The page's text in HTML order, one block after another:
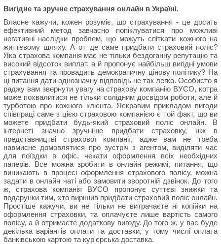
Вигідне та зручне страхування онлайн в Україні.
Власне кажучи, кожен розуміє, що страхування - це досить
ефективний метод завчасно попіклуватися про можливі
негативні наслідки проблем, що можуть спіткати кожного на
життєвому шляху. А от де саме придбати страховий поліс?
Яка страхова компанія має не тільки бездоганну репутацію та
високий відсоток виплат, а й пропонує найбільш вигідні умови
страхування та провадить демократичну цінову політику? На
ці питання дати однозначну відповідь не так легко. Особисто я
раджу вам звернути увагу на страхову компанію ВУСО, котра
може похвалитися не тільки солідним досвідом роботи, але й
турботою про кожного клієнта. Яскравим прикладом вигоди
співпраці саме з цією страховою компанією є той факт, що ви
можете придбати будь-який страховий поліс онлайн. В
інтернеті значно зручніше придбати страховку, ніж в
представництві страхової компанії, адже вам не треба
навмисне домовлятися про зустріч з агентом, виділяти час
для поїздки в офіс, чекати оформлення всіх необхідних
паперів. Все можна зробити в онлайн режимі, питання, що
виникають в процесі оформлення страхового полісу, можна
задати в онлайн чаті або замовити зворотній дзвінок. До того
ж, страхова компанія ВУСО пропонує суттєві знижки та
подарунки тим, хто вирішив придбати страховий поліс онлайн.
Простіше кажучи, ви не тільки не витрачаєте ні копійки на
оформлення страховки, та оплачуєте лише вартість самого
полісу, а й отримаєте додаткову вигоду. До того ж, у вас буде
декілька варіантів оплати та доставки, у тому числі оплата
банківською картою та кур'єрська доставка.